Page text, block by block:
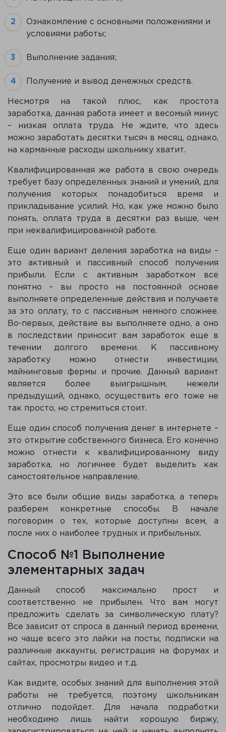
Ознакомление с основными положениями и
условиями работы;
Выполнение задания;
Получение и вывод денежных средств.
Несмотря на такой плюс, как простота
заработка, данная работа имеет и весомый минус
– низкая оплата труда. Не ждите, что здесь
можно заработать десятки тысяч в месяц, однако,
на карманные расходы школьнику хватит.
Квалифицированная же работа в свою очередь
требует базу определенных знаний и умений, для
получения которых понадобиться время и
прикладывание усилий. Но, как уже можно было
понять, оплата труда в десятки раз выше, чем
при неквалифицированной работе.
Еще один вариант деления заработка на виды –
это активный и пассивный способ получения
прибыли. Если с активным заработком все
понятно – вы просто на постоянной основе
выполняете определенные действия и получаете
за это оплату, то с пассивным немного сложнее.
Во-первых, действие вы выполняете одно, а оно
в последствии приносит вам заработок еще в
течении долгого времени. К пассивному
заработку можно отнести инвестиции,
майнинговые фермы и прочие. Данный вариант
является более выигрышным, нежели
предыдущий, однако, осуществить его тоже не
так просто, но стремиться стоит.
Еще один способ получения денег в интернете –
это открытие собственного бизнеса. Его конечно
можно отнести к квалифицированному виду
заработка, но логичнее будет выделить как
самостоятельное направление.
Это все были общие виды заработка, а теперь
разберем конкретные способы. В начале
поговорим о тех, которые доступны всем, а
после них о наиболее трудных и прибыльных.
Способ №1 Выполнение
элементарных задач
Данный способ максимально прост и
соответственно не прибылен. Что вам могут
предложить сделать за символическую плату?
Все зависит от спроса в данный период времени,
но чаще всего это лайки на посты, подписки на
различные аккаунты, регистрация на форумах и
сайтах, просмотры видео и т.д.
Как видите, особых знаний для выполнения этой
работы не требуется, поэтому школьникам
отлично подойдет. Для начала подработки
необходимо лишь найти хорошую биржу,